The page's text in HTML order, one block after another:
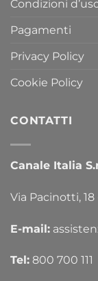
Condizioni
Pagamenti
Privacy Policy
Cookie Policy
CONTATTI
Canale Italia
Via Pacinotti,
E-mail:
Tel: 800 700 111